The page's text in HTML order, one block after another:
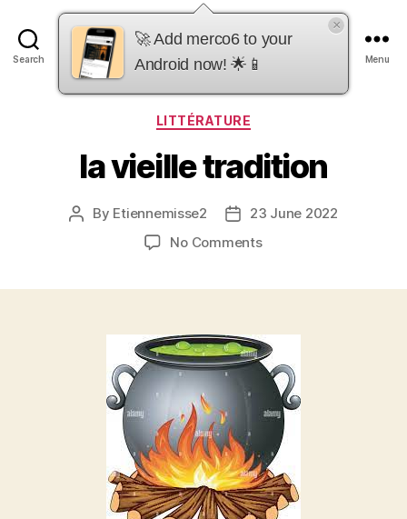
Search
merco6
Menu
Categories
LITTÉRATURE
la vieille tradition
Post
By Etiennemisse2
Post23 June 2022
No Commentson
🚀 Add merco6 to your
Android now! 🌟📱
×